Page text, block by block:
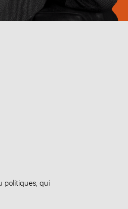
politiques, qui